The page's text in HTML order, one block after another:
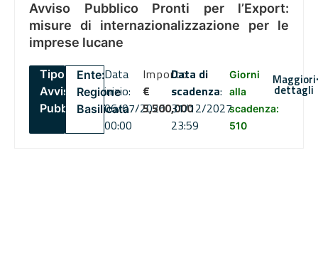
Avviso Pubblico Pronti per l’Export:
misure di internazionalizzazione per le
imprese lucane
Tipo:
Avviso
Pubblico
Ente:
Regione
Basilicata
Data
inizio:
06/07/2026
00:00
Importo
€
5,500,000
Data di
scadenza:
31/12/2027
23:59
Giorni
alla
scadenza:
510
Maggiori
dettagli